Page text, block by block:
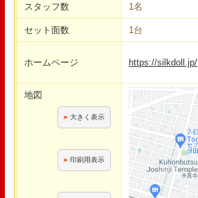
スタッフ数 1名
セット面数 1台
ホームページ https://silkdoll.jp/
地図
大きく表示
印刷用表示